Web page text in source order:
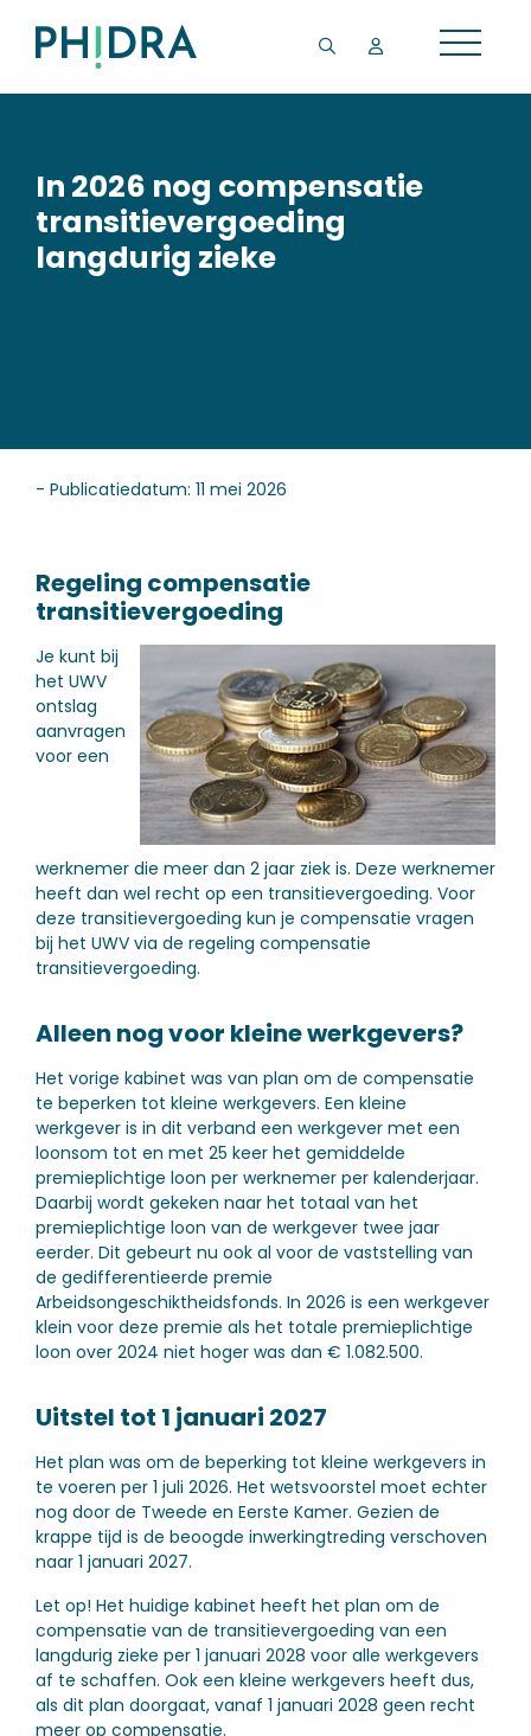
In 2026 nog compensatie
transitievergoeding
langdurig zieke
- Publicatiedatum: 11 mei 2026
Regeling compensatie
transitievergoeding
Je kunt bij
het UWV
ontslag
aanvragen
voor een
werknemer die meer dan 2 jaar ziek is. Deze werknemer
heeft dan wel recht op een transitievergoeding. Voor
deze transitievergoeding kun je compensatie vragen
bij het UWV via de regeling compensatie
transitievergoeding.
Alleen nog voor kleine werkgevers?
Het vorige kabinet was van plan om de compensatie
te beperken tot kleine werkgevers. Een kleine
werkgever is in dit verband een werkgever met een
loonsom tot en met 25 keer het gemiddelde
premieplichtige loon per werknemer per kalenderjaar.
Daarbij wordt gekeken naar het totaal van het
premieplichtige loon van de werkgever twee jaar
eerder. Dit gebeurt nu ook al voor de vaststelling van
de gedifferentieerde premie
Arbeidsongeschiktheidsfonds. In 2026 is een werkgever
klein voor deze premie als het totale premieplichtige
loon over 2024 niet hoger was dan € 1.082.500.
Uitstel tot 1 januari 2027
Het plan was om de beperking tot kleine werkgevers in
te voeren per 1 juli 2026. Het wetsvoorstel moet echter
nog door de Tweede en Eerste Kamer. Gezien de
krappe tijd is de beoogde inwerkingtreding verschoven
naar 1 januari 2027.
Let op! Het huidige kabinet heeft het plan om de
compensatie van de transitievergoeding van een
langdurig zieke per 1 januari 2028 voor alle werkgevers
af te schaffen. Ook een kleine werkgevers heeft dus,
als dit plan doorgaat, vanaf 1 januari 2028 geen recht
meer op compensatie.